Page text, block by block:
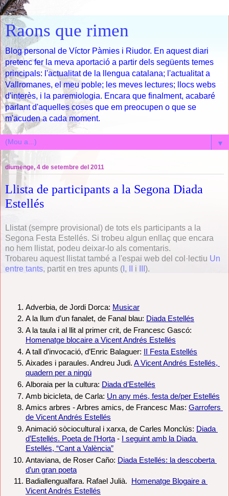
Raons que rimen
Blog personal de Víctor Pàmies i Riudor. En aquest diari
pretenc fer la meva aportació a partir dels següents temes
principals: l'actualitat de la llengua catalana; l'actualitat a
Vallromanes, el meu poble; les meves lectures; llocs webs
d'interès, i la paremiologia. Encara que finalment, acabaré
parlant d'aquelles coses que em preocupen o que se
m'acuden a cada moment.
▼
diumenge, 4 de setembre del 2011
Llista de participants a la Segona Diada
Estellés
Llistat (sempre provisional) de tots els participants a la
Segona Festa Estellés. Si trobeu algun enllaç que encara
no hem llistat, podeu deixar-lo als comentaris.
Trobareu aquest llistat també a l'espai web del col·lectiu Un
entre tants, partit en tres apunts ( , i ).
Adverbia, de Jordi Dorca: Musicar
A la llum d’un fanalet, de Fanal blau: Diada Estellés
Homenatge blocaire a Vicent Andrés Estellés
A tall d’invocació, d’Enric Balaguer:
II Festa Estellés
Aixades i paraules. Andreu Judi. A Vicent Andrés Estellés,
quadern per a ningú
Alboraia per la cultura: Diada d’Estellés
Amb bicicleta, de Carla: Un any més, festa de/per Estellés
Amics arbres - Arbres amics, de Francesc Mas: Garrofers
de Vicent Andrés Estellés
Animació sòciocultural i xarxa, de Carles Monclús: Diada
d’Estellés. Poeta de l’Horta -
I seguint amb la Diada
Estellés, “Cant a València”
Antaviana, de Roser Caño: Diada Estellés: la descoberta
d’un gran poeta
Badiallengualfara. Rafael Julià.
Homenatge Blogaire a
Vicent Andrés Estellés